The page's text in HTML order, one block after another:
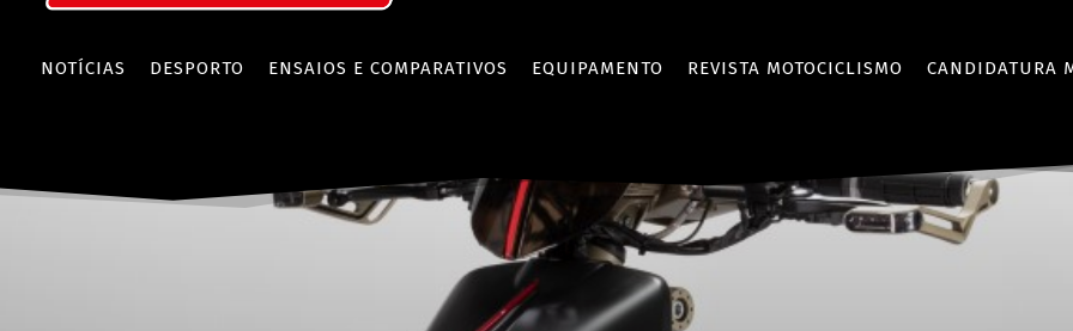
NOTÍCIAS DESPORTO ENSAIOS E COMPARATIVOS EQUIPAMENTO REVISTA MOTOCICLISMO CANDIDATURA